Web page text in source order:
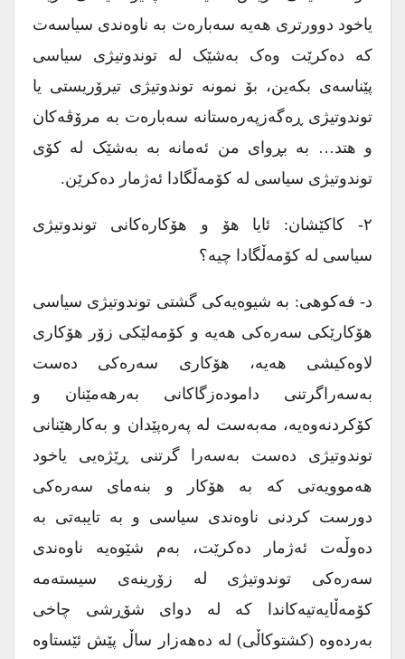
یاخود دوورتری هەیە سەبارەت بە ناوەندی سیاسەت
کە دەکرێت وەک بەشێک لە توندوتیژی سیاسی
پێناسەی بکەین، بۆ نمونە توندوتیژی تیرۆریستی یا
توندوتیژی ڕەگەزپەرەستانە سەبارەت بە مرۆڤەکان
و هتد… بە بڕوای من ئەمانە بە بەشێک لە کۆی
توندوتیژی سیاسی لە کۆمەڵگادا ئەژمار دەکرێن.
۲- کاکێشان: ئایا هۆ و هۆکارەکانی توندوتیژی
سیاسی لە کۆمەڵگادا چیە؟
د- فەکوهی: بە شیوەیەکی گشتی توندوتیژی سیاسی
هۆکارێکی سەرەکی هەیە و کۆمەلێکی زۆر هۆکاری
لاوەکیشی هەیە، هۆکاری سەرەکی دەست
بەسەراگرتنی دامودەزگاکانی بەرهەمێنان و
کۆکردنەوەیە، مەبەست لە پەرەپێدان و بەکارهێنانی
توندوتیژی دەست بەسەرا گرتنی ڕێژەیی یاخود
هەموویەتی کە بە هۆکار و بنەمای سەرەکی
دورست کردنی ناوەندی سیاسی و بە تایبەتی بە
دەوڵەت ئەژمار دەکرێت، بەم شێوەیە ناوەندی
سەرەکی توندوتیژی لە زۆرینەی سیستەمە
کۆمەڵایەتیەکاندا کە لە دوای شۆڕشی چاخی
بەردەوە (کشتوکاڵی) لە دەهەزار ساڵ پێش ئێستاوە